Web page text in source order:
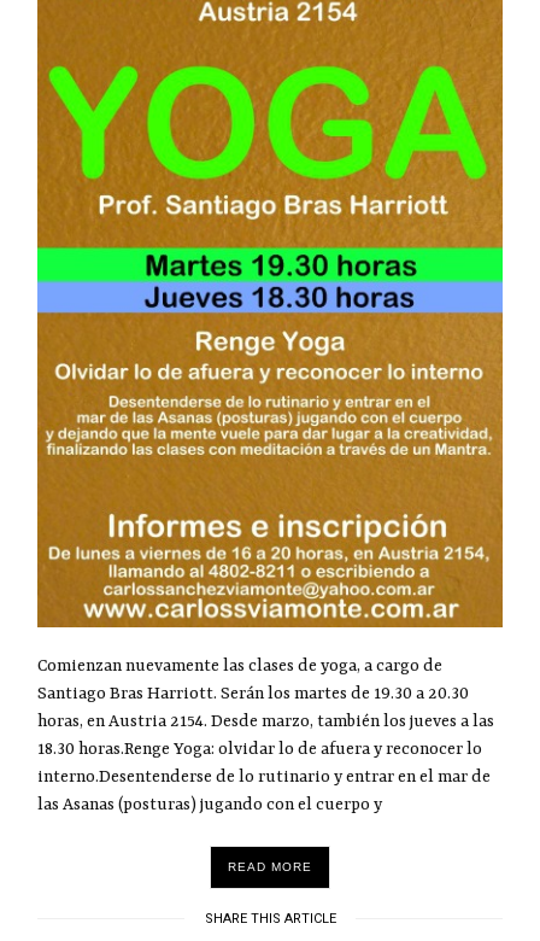
Comienzan nuevamente las clases de yoga, a cargo de
Santiago Bras Harriott. Serán los martes de 19.30 a 20.30
horas, en Austria 2154. Desde marzo, también los jueves a las
18.30 horas.Renge Yoga: olvidar lo de afuera y reconocer lo
interno.Desentenderse de lo rutinario y entrar en el mar de
las Asanas (posturas) jugando con el cuerpo y
READ MORE
SHARE THIS ARTICLE